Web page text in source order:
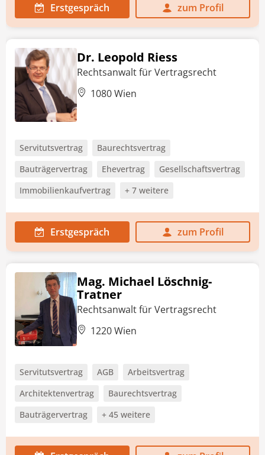
Erstgespräch zum Profil
Dr. Leopold Riess
Rechtsanwalt für Vertragsrecht
1080 Wien
Servitutsvertrag
Baurechtsvertrag
Bauträgervertrag
Ehevertrag
Gesellschaftsvertrag
Immobilienkaufvertrag
+ 7 weitere
Erstgespräch zum Profil
Mag. Michael Löschnig-
Tratner
Rechtsanwalt für Vertragsrecht
1220 Wien
Servitutsvertrag AGB
Arbeitsvertrag
Architektenvertrag
Baurechtsvertrag
Bauträgervertrag
+ 45 weitere